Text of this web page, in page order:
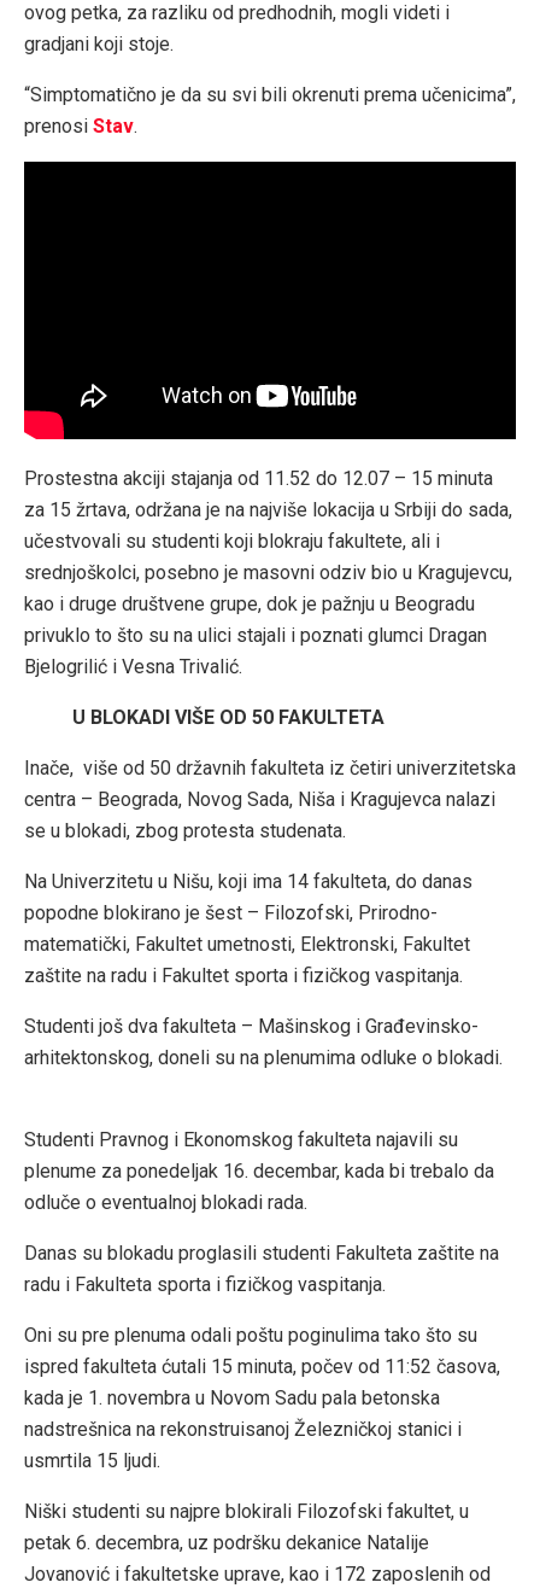
ovog petka, za razliku od predhodnih, mogli videti i
gradjani koji stoje.
“Simptomatično je da su svi bili okrenuti prema učenicima”,
prenosi Stav.
Prostestna akciji stajanja od 11.52 do 12.07 – 15 minuta
za 15 žrtava, održana je na najviše lokacija u Srbiji do sada,
učestvovali su studenti koji blokraju fakultete, ali i
srednjoškolci, posebno je masovni odziv bio u Kragujevcu,
kao i druge društvene grupe, dok je pažnju u Beogradu
privuklo to što su na ulici stajali i poznati glumci Dragan
Bjelogrilić i Vesna Trivalić.
U BLOKADI VIŠE OD 50 FAKULTETA
Inače, više od 50 državnih fakulteta iz četiri univerzitetska
centra – Beograda, Novog Sada, Niša i Kragujevca nalazi
se u blokadi, zbog protesta studenata.
Na Univerzitetu u Nišu, koji ima 14 fakulteta, do danas
popodne blokirano je šest – Filozofski, Prirodno-
matematički, Fakultet umetnosti, Elektronski, Fakultet
zaštite na radu i Fakultet sporta i fizičkog vaspitanja.
Studenti još dva fakulteta – Mašinskog i Građevinsko-
arhitektonskog, doneli su na plenumima odluke o blokadi.
Studenti Pravnog i Ekonomskog fakulteta najavili su
plenume za ponedeljak 16. decembar, kada bi trebalo da
odluče o eventualnoj blokadi rada.
Danas su blokadu proglasili studenti Fakulteta zaštite na
radu i Fakulteta sporta i fizičkog vaspitanja.
Oni su pre plenuma odali poštu poginulima tako što su
ispred fakulteta ćutali 15 minuta, počev od 11:52 časova,
kada je 1. novembra u Novom Sadu pala betonska
nadstrešnica na rekonstruisanoj Železničkoj stanici i
usmrtila 15 ljudi.
Niški studenti su najpre blokirali Filozofski fakultet, u
petak 6. decembra, uz podršku dekanice Natalije
Jovanović i fakultetske uprave, kao i 172 zaposlenih od